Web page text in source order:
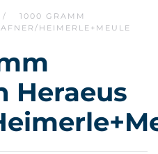
1000 GRAMM
HEIMERLE+MEULE
Heraeus